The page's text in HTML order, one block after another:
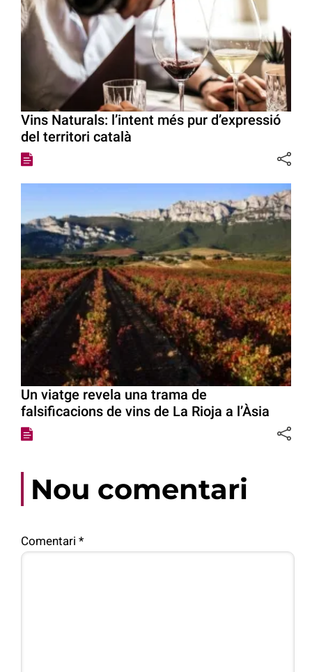
Vins Naturals: l’intent més pur d’expressió
del territori català
Un viatge revela una trama de
falsificacions de vins de La Rioja a l’Àsia
Nou comentari
Comentari *